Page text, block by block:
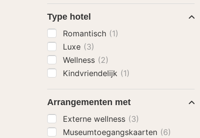
Type hotel
Romantisch (1)
Luxe (3)
Wellness (2)
Kindvriendelijk (1)
Arrangementen met
Externe wellness (3)
Museumtoegangskaarten (6)